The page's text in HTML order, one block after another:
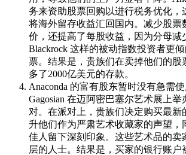
务来资助股票回购以进行税务优化，
将海外留存收益汇回国内。减少股票
价，还提高了每股收益，因为分母减
Blackrock 这样的被动指数投资者更
票。结果是，贵族们在卖掉他们的股
多了2000亿美元的存款。
Anaconda 的富有股东暂时没有急需使
Gagosian 在迈阿密巴塞尔艺术展上
对。在派对上，贵族们决定购买最新
升他们作为严肃艺术收藏家的声望，
佳人留下深刻印象。这些艺术品的卖
层的人士。结果是，买家的银行账户